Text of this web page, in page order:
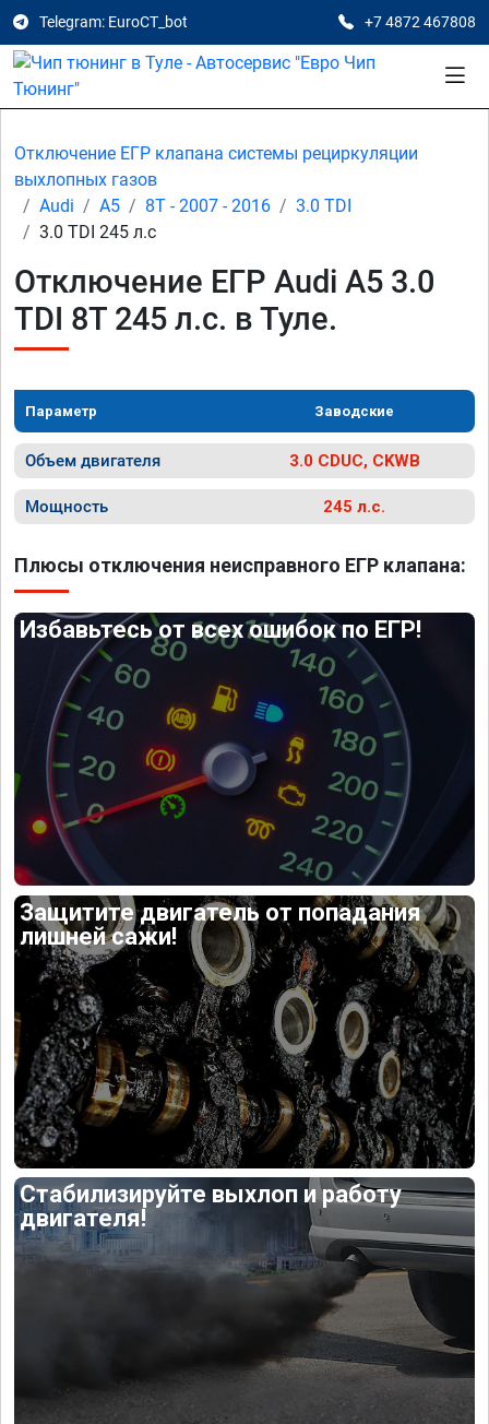
Telegram: EuroCT_bot +7 4872 467808
Отключение ЕГР клапана системы рециркуляции
выхлопных газов
Audi
A5 8T - 2007 - 2016
3.0 TDI
3.0 TDI 245 л.с
Отключение ЕГР Audi A5 3.0
TDI 8T 245 л.с. в Туле.
Параметр Заводские
Объем двигателя 3.0 CDUC, CKWB
Мощность 245 л.с.
Плюсы отключения неисправного ЕГР клапана:
Избавьтесь от всех ошибок по ЕГР!
Защитите двигатель от попадания
лишней сажи!
Стабилизируйте выхлоп и работу
двигателя!